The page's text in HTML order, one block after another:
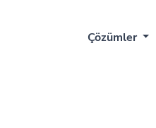
Çözümler